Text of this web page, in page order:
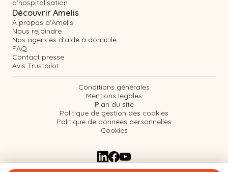
d'hospitalisation
Découvrir Amelis
A propos d'Amelis
Nous rejoindre
Nos agences d'aide à domicile
FAQ
Contact presse
Avis Trustpilot
Conditions générales
Mentions légales
Plan du site
Politique de gestion des cookies
Politique de données personnelles
Cookies